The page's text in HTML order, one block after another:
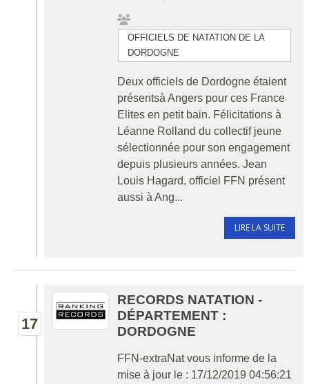
OFFICIELS DE NATATION DE LA
DORDOGNE
Deux officiels de Dordogne étaient
présentsà Angers pour ces France
Elites en petit bain. Félicitations à
Léanne Rolland du collectif jeune
sélectionnée pour son engagement
depuis plusieurs années. Jean
Louis Hagard, officiel FFN présent
aussi à Ang...
LIRE LA SUITE
17
RECORDS NATATION -
DÉPARTEMENT :
DORDOGNE
FFN-extraNat vous informe de la
mise à jour le : 17/12/2019 04:56:21